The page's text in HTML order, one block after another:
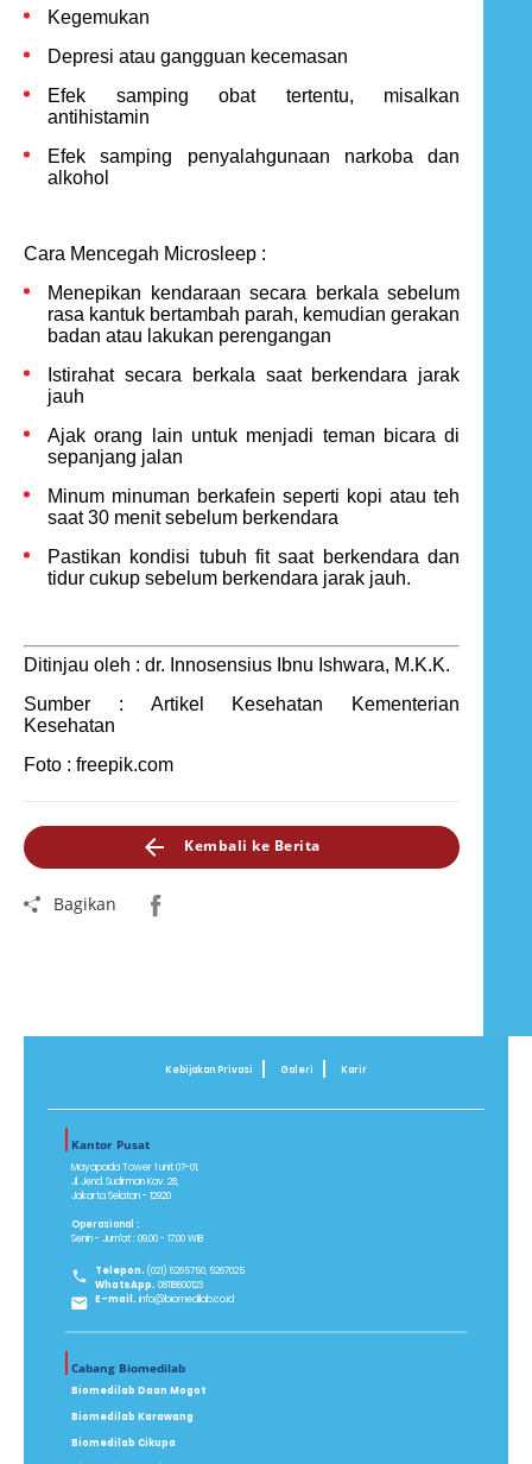
Kegemukan
Depresi atau gangguan kecemasan
Efek samping obat tertentu, misalkan
antihistamin
Efek samping penyalahgunaan narkoba dan
alkohol
Cara Mencegah Microsleep :
Menepikan kendaraan secara berkala sebelum
rasa kantuk bertambah parah, kemudian gerakan
badan atau lakukan perengangan
Istirahat secara berkala saat berkendara jarak
jauh
Ajak orang lain untuk menjadi teman bicara di
sepanjang jalan
Minum minuman berkafein seperti kopi atau teh
saat 30 menit sebelum berkendara
Pastikan kondisi tubuh fit saat berkendara dan
tidur cukup sebelum berkendara jarak jauh.
Ditinjau oleh : dr. Innosensius Ibnu Ishwara, M.K.K.
Sumber : Artikel Kesehatan Kementerian
Kesehatan
Foto : freepik.com
Kembali ke Berita
Bagikan
Kebijakan Privasi Galeri Karir
Kantor Pusat
Mayapada Tower 1 unit 07-01,
Jl. Jend. Sudirman Kav. 28,
Jakarta Selatan - 12920
Operasional :
Senin - Jum'at : 09.00 - 17.00 WIB
Telepon. (021) 5265750, 5267025
WhatsApp. 08118600123
E-mail. info@biomedilab.co.id
Cabang Biomedilab
Biomedilab Daan Mogot
Biomedilab Karawang
Biomedilab Cikupa